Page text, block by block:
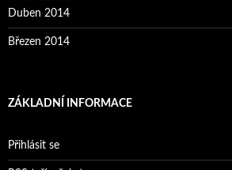
Duben 2014
Březen 2014
ZÁKLADNÍ INFORMACE
Přihlásit se